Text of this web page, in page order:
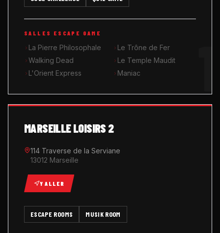
MUSIK ROOM KARAOKÉ
QUIZ GAME
SALLES ESCAPE GAME
La Pierre Philosophale
Le Trône de Fer
Walking Dead
Le Temple Maudit
L'Orient Express
Maniac
MARSEILLE LOISIRS 2
114 Traverse de la Serviane
13012 Marseille
Y ALLER
ESCAPE ROOMS MUSIK ROOM